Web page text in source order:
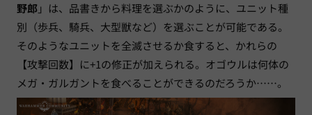
野郎」は、品書きから料理を選ぶかのように、ユニット種
別（歩兵、騎兵、大型獣など）を選ぶことが可能である。
そのようなユニットを全滅させるか食すると、かれらの
【攻撃回数】に+1の修正が加えられる。オゴウルは何体の
メガ・ガルガントを食べることができるのだろうか……。